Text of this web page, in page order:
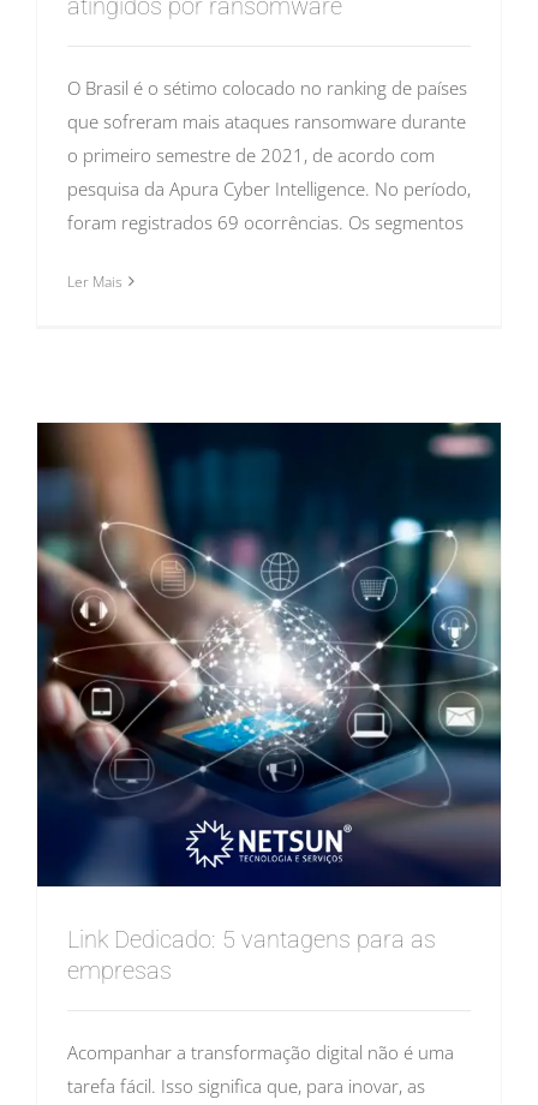
O Brasil é o sétimo colocado no ranking de países
que sofreram mais ataques ransomware durante
o primeiro semestre de 2021, de acordo com
pesquisa da Apura Cyber Intelligence. No período,
foram registrados 69 ocorrências. Os segmentos
Ler Mais
Link Dedicado: 5 vantagens para as
empresas
Acompanhar a transformação digital não é uma
tarefa fácil. Isso significa que, para inovar, as